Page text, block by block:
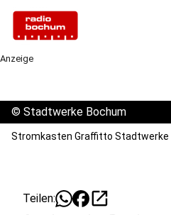
Anzeige
© Stadtwerke Bochum
Stromkasten Graffitto Stadtwerke
Teilen: open_in_new